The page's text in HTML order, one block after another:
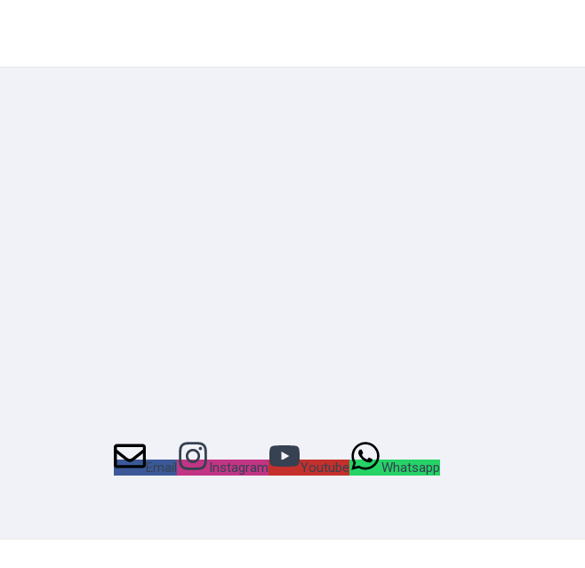
Email Instagram Youtube Whatsapp